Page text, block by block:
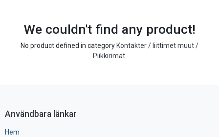
We couldn't find any product!
No product defined in category Kontakter / liittimet muut /
Piikkirimat.
Användbara länkar
Hem